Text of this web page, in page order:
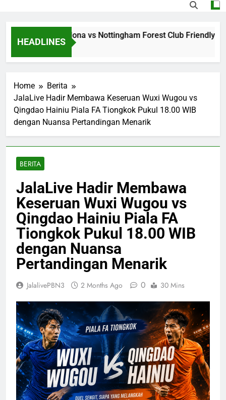
HEADLINES
Barcelona vs Nottingham Forest Club Friendly Dini
Home
Berita
JalaLive Hadir Membawa Keseruan Wuxi Wugou vs
Qingdao Hainiu Piala FA Tiongkok Pukul 18.00 WIB
dengan Nuansa Pertandingan Menarik
BERITA
JalaLive Hadir Membawa
Keseruan Wuxi Wugou vs
Qingdao Hainiu Piala FA
Tiongkok Pukul 18.00 WIB
dengan Nuansa
Pertandingan Menarik
JalalivePBN3 2 Months Ago 0 30 Mins